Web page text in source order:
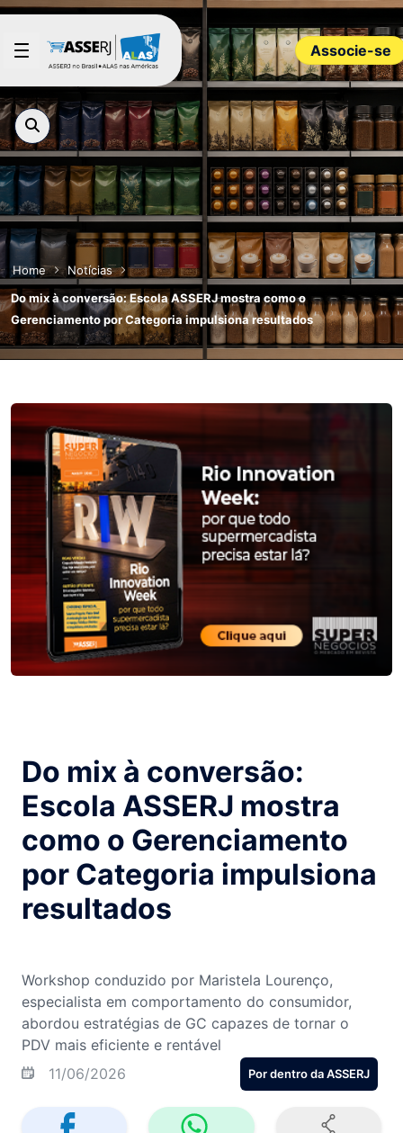
Pular para o Conteúdo principal
Associe-se
Home
Notícias
Do mix à conversão: Escola ASSERJ mostra como o
Gerenciamento por Categoria impulsiona resultados
Do mix à conversão:
Escola ASSERJ mostra
como o Gerenciamento
por Categoria impulsiona
resultados
Workshop conduzido por Maristela Lourenço,
especialista em comportamento do consumidor,
abordou estratégias de GC capazes de tornar o
PDV mais eficiente e rentável
11/06/2026
Por dentro da ASSERJ